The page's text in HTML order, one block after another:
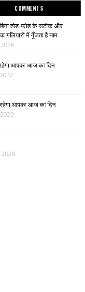
COMMENTS
तोड़-फोड़ के सटीक और
गलियारों में गूँजता है नाम
आपका आज का दिन
रहेगा आपका आज का दिन
2020